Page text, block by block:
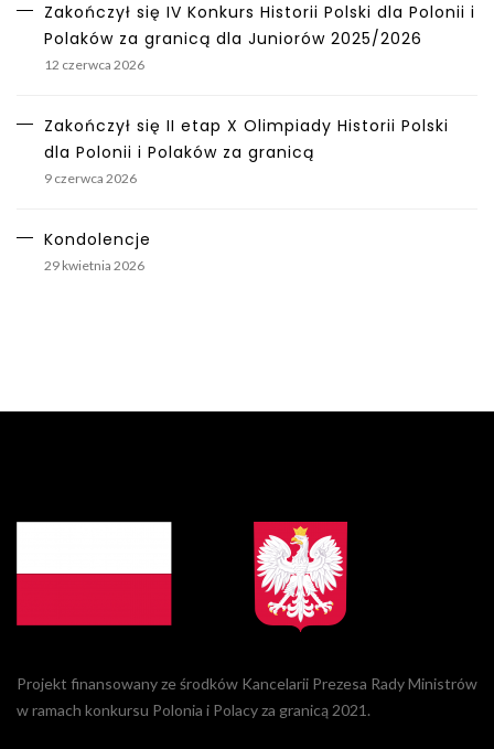
Zakończył się IV Konkurs Historii Polski dla Polonii i
Polaków za granicą dla Juniorów 2025/2026
12 czerwca 2026
Zakończył się II etap X Olimpiady Historii Polski
dla Polonii i Polaków za granicą
9 czerwca 2026
Kondolencje
29 kwietnia 2026
Projekt finansowany ze środków Kancelarii Prezesa Rady Ministrów
w ramach konkursu Polonia i Polacy za granicą 2021.